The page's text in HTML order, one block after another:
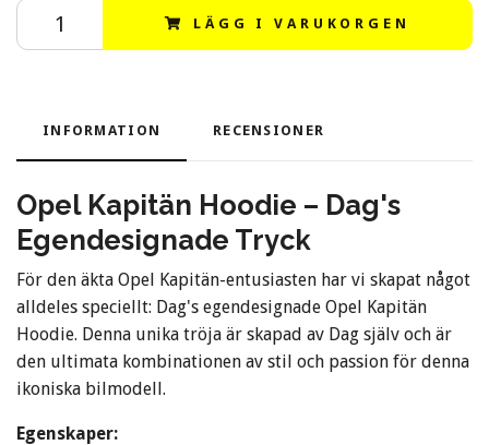
LÄGG I VARUKORGEN
INFORMATION RECENSIONER
Opel Kapitän Hoodie – Dag's
Egendesignade Tryck
För den äkta Opel Kapitän-entusiasten har vi skapat något
alldeles speciellt: Dag's egendesignade Opel Kapitän
Hoodie. Denna unika tröja är skapad av Dag själv och är
den ultimata kombinationen av stil och passion för denna
ikoniska bilmodell.
Egenskaper: